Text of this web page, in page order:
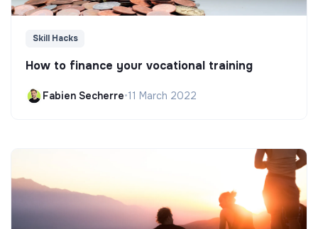
Skill Hacks
How to finance your vocational training
Fabien Secherre•11 March 2022